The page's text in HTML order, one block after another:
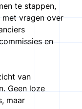
te stappen,
met vragen over
en
van
Geen loze
maar